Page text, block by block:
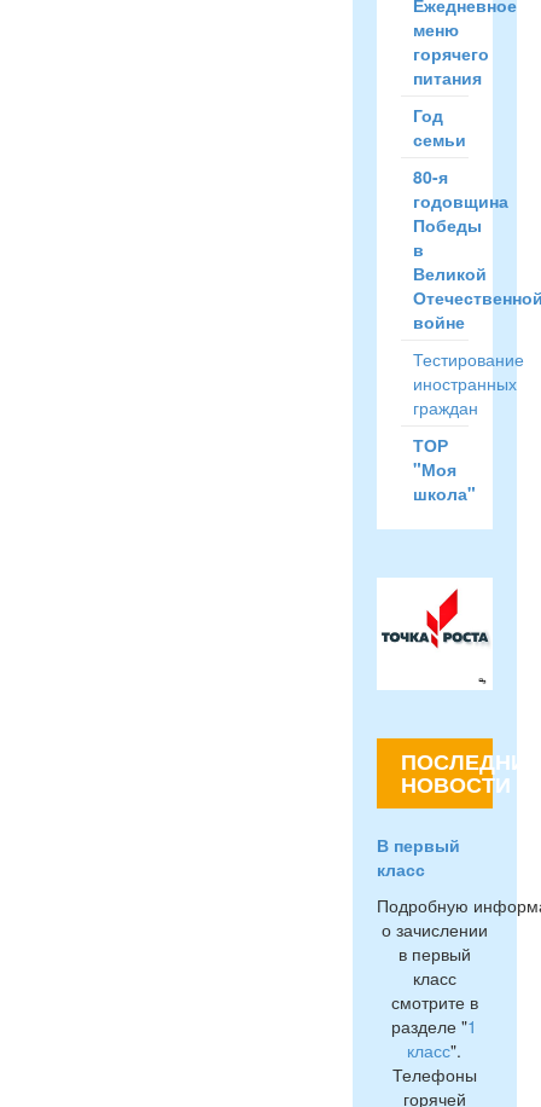
Ежедневное
меню
горячего
питания
Год
семьи
80-я
годовщина
Победы
в
Великой
войне
Тестирование
иностранных
граждан
ТОР
"Моя
школа"
ПОСЛЕДНИЕ
НОВОСТИ
В первый
класс
Подробную
о зачислении
в первый
класс
смотрите в
разделе "1
класс".
Телефоны
горячей